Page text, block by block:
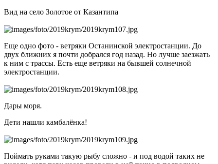
Вид на село Золотое от Казантипа
Еще одно фото - ветряки Останинской электростанции. До
двух ближних я почти добрался год назад. Но лучше заезжать
к ним с трассы. Есть еще ветряки на бывшей солнечной
электростанции.
Дары моря.
Дети нашли камбалёнка!
Поймать руками такую рыбу сложно - и под водой таких не